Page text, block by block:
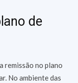
de
remissão no plano
No ambiente das